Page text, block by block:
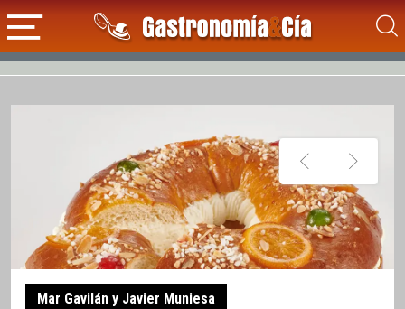
Mar Gavilán y Javier Muniesa